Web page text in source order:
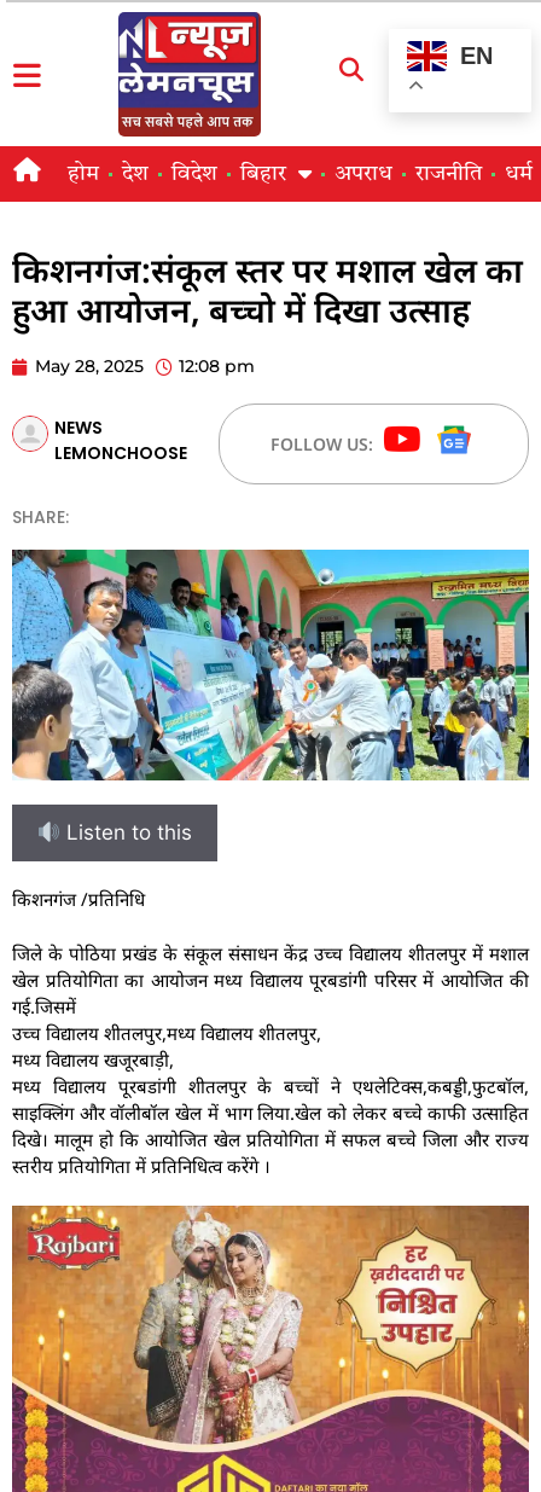
EN
होम देश विदेश बिहार अपराध राजनीति धर्म
किशनगंज:संकूल स्तर पर मशाल खेल का
हुआ आयोजन, बच्चो में दिखा उत्साह
May 28, 2025 12:08 pm
NEWS
LEMONCHOOSE
FOLLOW US:
SHARE:
Listen to this
किशनगंज /प्रतिनिधि
जिले के पोठिया प्रखंड के संकूल संसाधन केंद्र उच्च विद्यालय शीतलपुर में मशाल
खेल प्रतियोगिता का आयोजन मध्य विद्यालय पूरबडांगी परिसर में आयोजित की
गई.जिसमें
उच्च विद्यालय शीतलपुर,मध्य विद्यालय शीतलपुर,
मध्य विद्यालय खजूरबाड़ी,
मध्य विद्यालय पूरबडांगी शीतलपुर के बच्चों ने एथलेटिक्स,कबड्डी,फुटबॉल,
साइक्लिंग और वॉलीबॉल खेल में भाग लिया.खेल को लेकर बच्चे काफी उत्साहित
दिखे। मालूम हो कि आयोजित खेल प्रतियोगिता में सफल बच्चे जिला और राज्य
स्तरीय प्रतियोगिता में प्रतिनिधित्व करेंगे ।